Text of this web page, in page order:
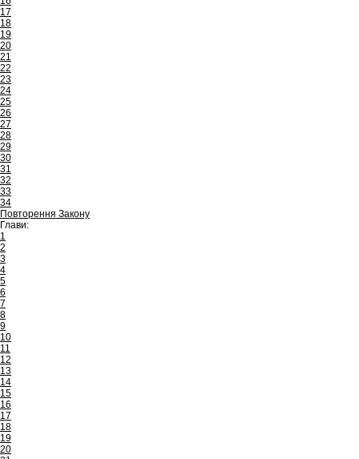
17
18
19
20
21
22
23
24
25
26
27
28
29
30
31
32
33
34
Повторення Закону
Глави:
1
2
3
4
5
6
7
8
9
10
11
12
13
14
15
16
17
18
19
20